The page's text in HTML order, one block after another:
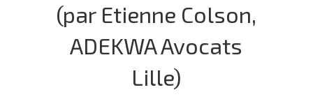
(par Etienne Colson,
ADEKWA Avocats
Lille)